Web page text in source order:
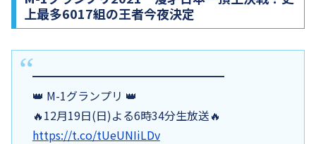
上最多6017組の王者今夜決定
━━━━━━━━━━━━━━━━━
👑 M-1グランプリ 👑
🔥12月19日(日)よる6時34分生放送🔥
https://t.co/tUeUNIiLDv